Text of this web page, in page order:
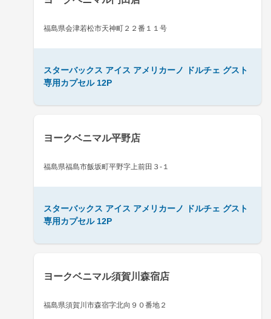
福島県会津若松市天神町２２番１１号
スターバックス アイス アメリカーノ ドルチェ グスト
専用カプセル 12P
ヨークベニマル平野店
福島県福島市飯坂町平野字上前田３-１
スターバックス アイス アメリカーノ ドルチェ グスト
専用カプセル 12P
ヨークベニマル須賀川森宿店
福島県須賀川市森宿字北向９０番地２